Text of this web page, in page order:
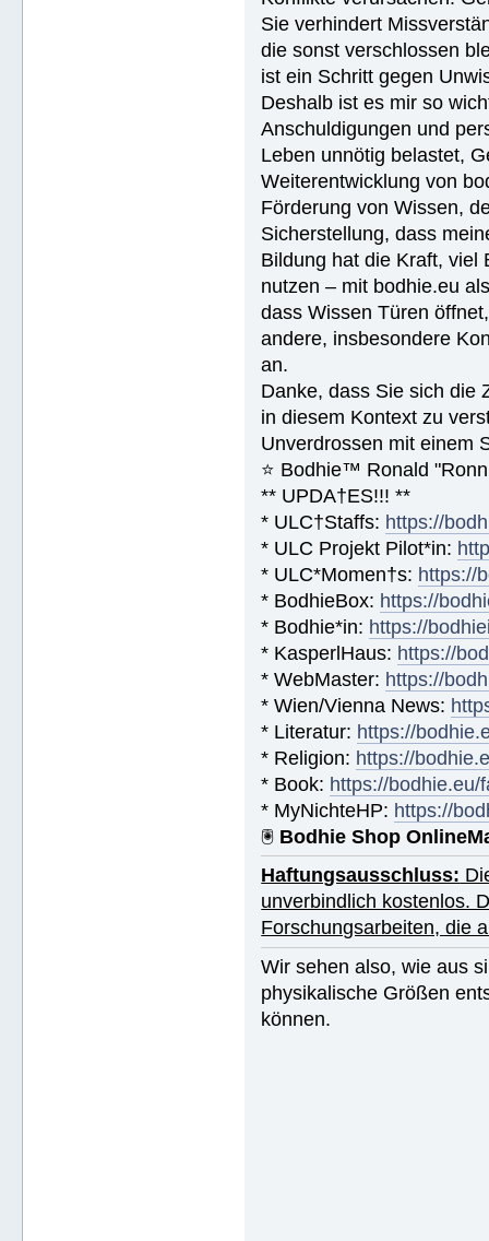
Sie verhindert
die sonst verschlossen
ist ein Schritt gegen
Deshalb ist es mir so
Anschuldigungen und
Leben unnötig belastet,
Weiterentwicklung von
Förderung von Wissen,
Sicherstellung, dass
Bildung hat die Kraft, viel
nutzen – mit bodhie.eu
dass Wissen Türen
andere, insbesondere
an.
Danke, dass Sie sich die
in diesem Kontext zu
Unverdrossen mit einem
⭐️ Bodhie™ Ronald
** UPDA†ES!!! **
* ULC†Staffs: https://
* ULC Projekt Pilot*in:
* ULC*Momen†s: https://
* BodhieBox: https://
* Bodhie*in: https://
* KasperlHaus: https://
* WebMaster: https://
* Wien/Vienna News:
* Literatur: https://
* Religion: https://
* Book: https://bodhie.eu/
* MyNichteHP: https://
🖲 Bodhie Shop
Haftungsausschluss:
unverbindlich kostenlos.
Forschungsarbeiten, die
Wir sehen also, wie aus
physikalische Größen
können.